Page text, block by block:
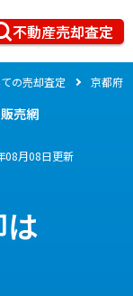
不動産売却査定
の売却査定 京都府
売網
08月08日更新